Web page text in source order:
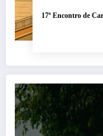
17º Encontro de